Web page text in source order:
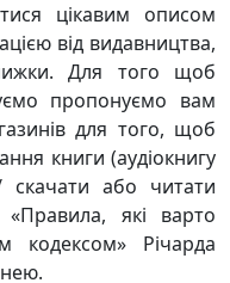
цікавим описом
від видавництва,
Для того щоб
пропонуємо вам
для того, щоб
книги (аудіокнигу
або читати
які варто
Річарда